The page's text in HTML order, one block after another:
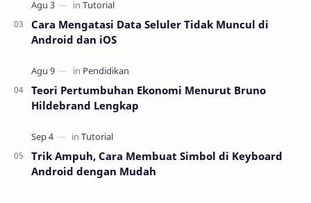
Cara Mengatasi Data Seluler Tidak Muncul di
Android dan iOS
Teori Pertumbuhan Ekonomi Menurut Bruno
Hildebrand Lengkap
Trik Ampuh, Cara Membuat Simbol di Keyboard
Android dengan Mudah